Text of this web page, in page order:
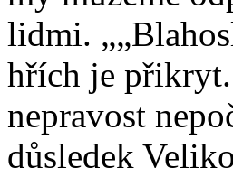
lidmi.
hřích je
nepravost
důsledek